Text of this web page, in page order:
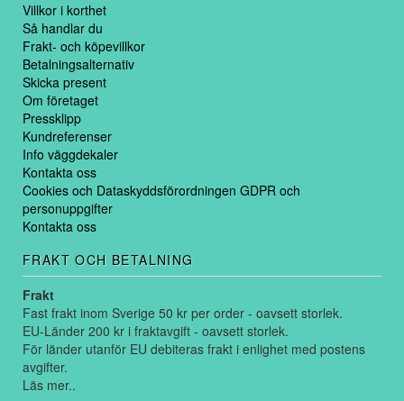
Villkor i korthet
Så handlar du
Frakt- och köpevillkor
Betalningsalternativ
Skicka present
Om företaget
Pressklipp
Kundreferenser
Info väggdekaler
Kontakta oss
Cookies och Dataskyddsförordningen GDPR och
personuppgifter
Kontakta oss
FRAKT OCH BETALNING
Frakt
Fast frakt inom Sverige 50 kr per order - oavsett storlek.
EU-Länder 200 kr i fraktavgift - oavsett storlek.
För länder utanför EU debiteras frakt i enlighet med postens
avgifter.
Läs mer..